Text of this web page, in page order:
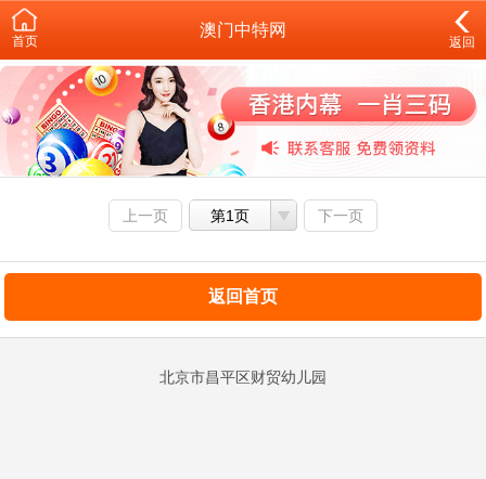
首页
澳门中特网
返回
上一页 第1页 下一页
返回首页
北京市昌平区财贸幼儿园